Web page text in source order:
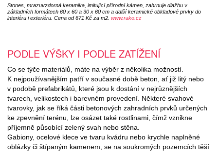
Stones, mrazuvzdorná keramika, imitující přírodní kámen, zahrnuje dlažbu v
základních formátech 60 x 60 a 30 x 60 cm a další keramické obkladové prvky do
interiéru i exteriéru. Cena od 671 Kč za m2. www.rako.cz
PODLE VÝŠKY I PODLE ZATÍŽENÍ
Co se týče materiálů, máte na výběr z několika možností.
K nejpoužívanějším patří v současné době beton, ať již litý nebo
v podobě prefabrikátů, které jsou k dostání v nejrůznějších
tvarech, velikostech i barevném provedení. Některé svahové
tvarovky, jak se říká části betonových zahradních prvků určených
ke zpevnění terénu, lze osázet také rostlinami, čímž vznikne
příjemně působící zelený svah nebo stěna.
Gabiony, ocelové klece ve tvaru kvádru nebo krychle naplněné
oblázky či štípaným kamenem, se na soukromých pozemcích těší